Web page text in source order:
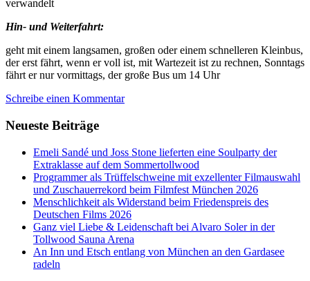
verwandelt
Hin- und Weiterfahrt:
geht mit einem langsamen, großen oder einem schnelleren Kleinbus,
der erst fährt, wenn er voll ist, mit Wartezeit ist zu rechnen, Sonntags
fährt er nur vormittags, der große Bus um 14 Uhr
Schreibe einen Kommentar
Neueste Beiträge
Emeli Sandé und Joss Stone lieferten eine Soulparty der
Extraklasse auf dem Sommertollwood
Programmer als Trüffelschweine mit exzellenter Filmauswahl
und Zuschauerrekord beim Filmfest München 2026
Menschlichkeit als Widerstand beim Friedenspreis des
Deutschen Films 2026
Ganz viel Liebe & Leidenschaft bei Alvaro Soler in der
Tollwood Sauna Arena
An Inn und Etsch entlang von München an den Gardasee
radeln